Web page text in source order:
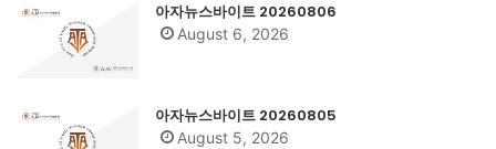
아자뉴스바이트 20260806
August 6, 2026
아자뉴스바이트 20260805
August 5, 2026